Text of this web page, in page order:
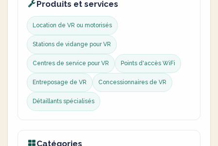
Produits et services
Location de VR ou motorisés
Stations de vidange pour VR
Centres de service pour VR Points d'accès WiFi
Entreposage de VR Concessionnaires de VR
Détaillants spécialisés
Catégories